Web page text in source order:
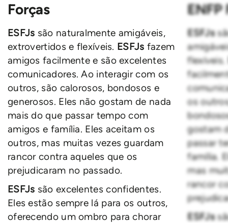
Forças
ESFJs são naturalmente amigáveis,
extrovertidos e flexíveis. ESFJs fazem
amigos facilmente e são excelentes
comunicadores. Ao interagir com os
outros, são calorosos, bondosos e
generosos. Eles não gostam de nada
mais do que passar tempo com
amigos e família. Eles aceitam os
outros, mas muitas vezes guardam
rancor contra aqueles que os
prejudicaram no passado.
ESFJs são excelentes confidentes.
Eles estão sempre lá para os outros,
oferecendo um ombro para chorar
ENFP
ESFJs
flexíveis.
os
gostam
passar
família.
mas
rancor
ESFJs